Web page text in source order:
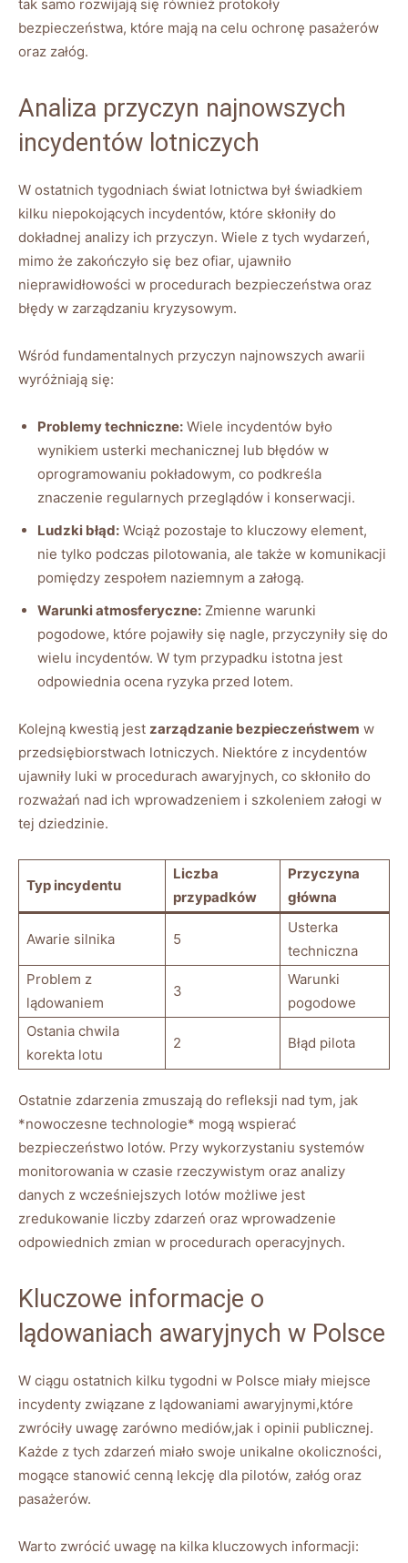
tak​ samo rozwijają ⁢się ‌również protokoły
bezpieczeństwa, które mają​ na celu ochronę pasażerów
oraz załóg.
Analiza ​przyczyn najnowszych
incydentów⁤ lotniczych
W ostatnich ‌tygodniach świat ‍lotnictwa był ‌świadkiem
kilku niepokojących incydentów,‍ które skłoniły do
dokładnej analizy ich ⁢przyczyn.‌ Wiele​ z tych⁢ wydarzeń,
mimo że zakończyło się bez ofiar, ujawniło
nieprawidłowości ‍w‌ procedurach bezpieczeństwa oraz
⁤błędy⁣ w zarządzaniu ‍kryzysowym.
Wśród fundamentalnych przyczyn najnowszych awarii
wyróżniają​ się:
Problemy techniczne: Wiele incydentów⁢ było
wynikiem usterki ‌mechanicznej lub błędów w
oprogramowaniu pokładowym, co podkreśla
‌znaczenie regularnych przeglądów i konserwacji.
Ludzki błąd: Wciąż pozostaje to‍ kluczowy ⁢element,
nie tylko podczas‍ pilotowania, ale ⁣także w komunikacji
pomiędzy⁣ zespołem naziemnym‌ a załogą.
Warunki atmosferyczne: Zmienne warunki
pogodowe, które pojawiły się nagle, przyczyniły się do
⁢wielu incydentów. W tym ‍przypadku istotna⁢ jest
odpowiednia ocena ryzyka przed lotem.
Kolejną kwestią jest zarządzanie bezpieczeństwem ⁢w
przedsiębiorstwach lotniczych. Niektóre z incydentów
ujawniły luki w procedurach awaryjnych, co skłoniło do
rozważań nad ich⁣ wprowadzeniem i ‌szkoleniem​ załogi w
tej dziedzinie.
Typ incydentu
Liczba⁢
przypadków
Przyczyna
główna
Awarie ⁤silnika 5
Usterka
techniczna
Problem z⁢
lądowaniem
3
Warunki
pogodowe
Ostania chwila
korekta lotu
2 Błąd pilota
Ostatnie ⁤zdarzenia zmuszają do refleksji ⁤nad tym,⁤ jak
*nowoczesne technologie* mogą wspierać⁢
bezpieczeństwo ⁤lotów. Przy wykorzystaniu ⁤systemów
monitorowania w czasie ‍rzeczywistym oraz analizy
danych z wcześniejszych lotów możliwe jest
zredukowanie liczby zdarzeń oraz wprowadzenie
odpowiednich zmian w⁢ procedurach operacyjnych.
Kluczowe informacje​ o
lądowaniach awaryjnych w Polsce
W ⁢ciągu ⁢ostatnich ‌kilku⁣ tygodni w Polsce miały miejsce
incydenty związane z​ lądowaniami awaryjnymi,które
zwróciły uwagę zarówno mediów,jak i​ opinii publicznej.
Każde​ z tych ⁢zdarzeń miało​ swoje‌ unikalne okoliczności,
mogące stanowić cenną lekcję dla‌ pilotów,⁤ załóg oraz
‌pasażerów.
Warto zwrócić uwagę na kilka kluczowych informacji: